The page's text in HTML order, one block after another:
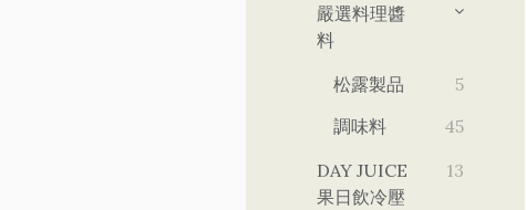
嚴選料理醬
料
松露製品
5
調味料
45
DAY JUICE
果日飲冷壓
13